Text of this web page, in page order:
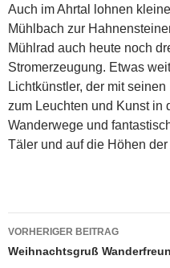
Auch im Ahrtal lohnen
Mühlbach zur
Mühlrad auch heute noch
Stromerzeugung. Etwas
Lichtkünstler, der mit
zum Leuchten und Kunst in
Wanderwege und
Täler und auf die Höhen
VORHERIGER BEITRAG
Weihnachtsgruß